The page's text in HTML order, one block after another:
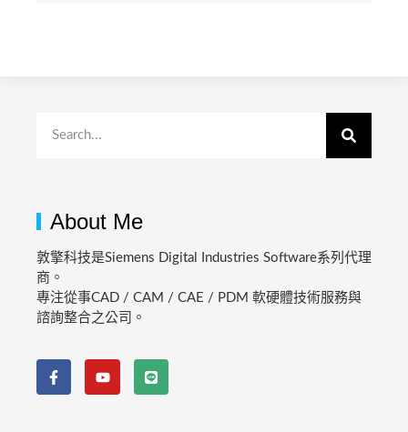
About Me
敦擎科技是Siemens Digital Industries Software系列代理
商。
專注從事CAD / CAM / CAE / PDM 軟硬體技術服務與
諮詢整合之公司。